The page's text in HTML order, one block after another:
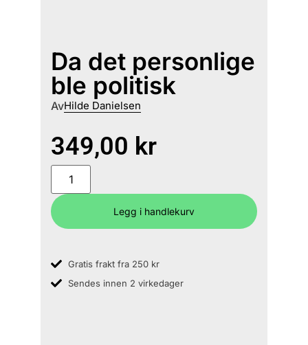
Da det personlige
ble politisk
AvHilde Danielsen
349,00 kr
Legg i handlekurv
Gratis frakt fra 250 kr
Sendes innen 2 virkedager